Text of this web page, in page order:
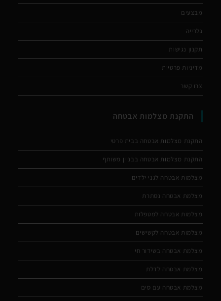
מבצעים
גלרייה
תקנון נגישות
מדיניות פרטיות
צרו קשר
התקנת מצלמות אבטחה
התקנת מצלמות אבטחה בבית פרטי
התקנת מצלמות אבטחה בבניין משותף
מצלמות אבטחה לגני ילדים
מצלמת אבטחה נסתרת
מצלמות אבטחה למטפלות
מצלמות אבטחה לקשישים
מצלמת אבטחה בשידור חי
מצלמת אבטחה לדלת
מצלמת אבטחה עם סים